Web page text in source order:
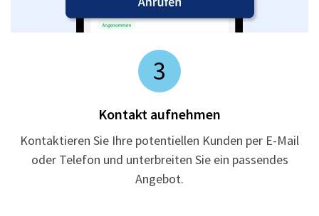
3
Kontakt aufnehmen
Kontaktieren Sie Ihre potentiellen Kunden per E-Mail
oder Telefon und unterbreiten Sie ein passendes
Angebot.